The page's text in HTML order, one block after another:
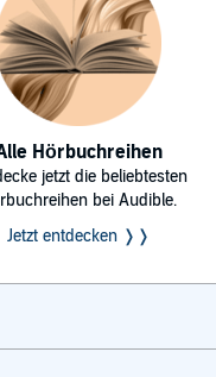
Hörbuchreihen
jetzt die beliebtesten
bei Audible.
Jetzt entdecken ❭❭